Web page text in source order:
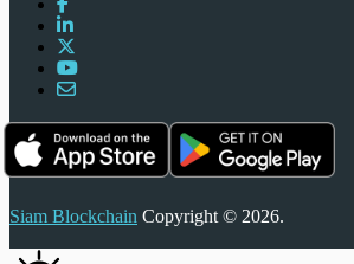
Siam Blockchain Copyright © 2026.